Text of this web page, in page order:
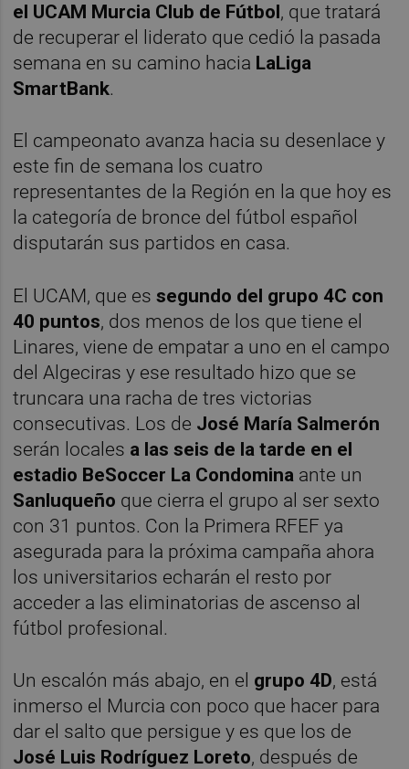
el UCAM Murcia Club de Fútbol, que tratará
de recuperar el liderato que cedió la pasada
semana en su camino hacia LaLiga
SmartBank.
El campeonato avanza hacia su desenlace y
este fin de semana los cuatro
representantes de la Región en la que hoy es
la categoría de bronce del fútbol español
disputarán sus partidos en casa.
El UCAM, que essegundo del grupo 4C con
40 puntos, dos menos de los que tiene el
Linares, viene de empatar a uno en el campo
del Algeciras y ese resultado hizo que se
truncara una racha de tres victorias
consecutivas. Los de José María Salmerón
serán locales a las seis de la tarde en el
estadio BeSoccer La Condomina ante un
Sanluqueño que cierra el grupo al ser sexto
con 31 puntos. Con la Primera RFEF ya
asegurada para la próxima campaña ahora
los universitarios echarán el resto por
acceder a las eliminatorias de ascenso al
fútbol profesional.
Un escalón más abajo, en el grupo 4D, está
inmerso el Murcia con poco que hacer para
dar el salto que persigue y es que los de
José Luis Rodríguez Loreto, después de